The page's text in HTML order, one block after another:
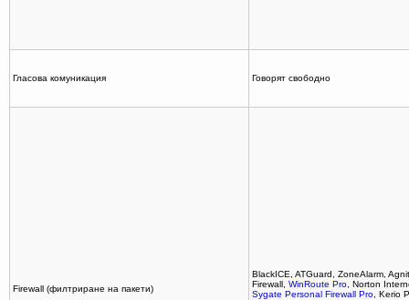
Гласова комуникация Говорят свободно
Firewall (филтриране на пакети)
BlackICE, ATGuard, ZoneAlarm,
Firewall, WinRoute Pro , Norton
Sygate Personal Firewall Pro , Kerio